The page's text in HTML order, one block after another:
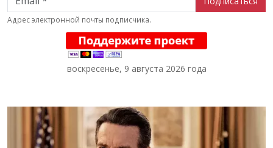
Адрес электронной почты подписчика.
воскресенье, 9 августа 2026 года